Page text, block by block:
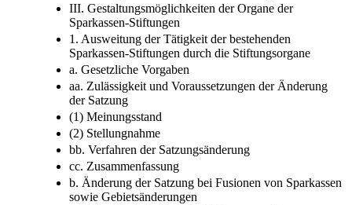
III. Gestaltungsmöglichkeiten der Organe der
Sparkassen-Stiftungen
1. Ausweitung der Tätigkeit der bestehenden
Sparkassen-Stiftungen durch die Stiftungsorgane
a. Gesetzliche Vorgaben
aa. Zulässigkeit und Voraussetzungen der Änderung
der Satzung
(1) Meinungsstand
(2) Stellungnahme
bb. Verfahren der Satzungsänderung
cc. Zusammenfassung
b. Änderung der Satzung bei Fusionen von Sparkassen
sowie Gebietsänderungen